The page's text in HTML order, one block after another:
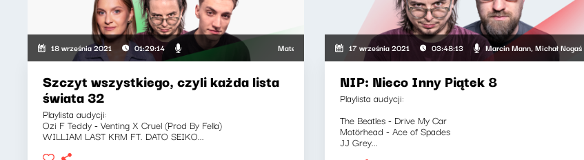
18 września 2021 01:29:14 Mateusz Andruszkiewicz, Marcin Mann, Maciej Jankowski
Szczyt wszystkiego, czyli każda lista
świata 32
Playlista audycji:
Ozi F Teddy - Venting X Cruel (Prod By Fella)
WILLIAM LAST KRM FT. DATO SEIKO...
17 września 2021 03:48:13 Marcin Mann, Michał Nogaś
NIP: Nieco Inny Piątek 8
Playlista audycji:
The Beatles - Drive My Car
Motörhead - Ace of Spades
JJ Grey...